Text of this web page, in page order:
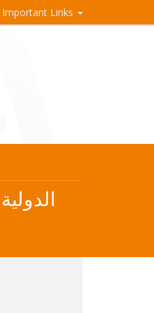
Important Links
د. سعد طربية من دائرة الهندسة الكهربائية والحاسوب ينشر بحثاً علمياً في مجلة Buildings الدولية